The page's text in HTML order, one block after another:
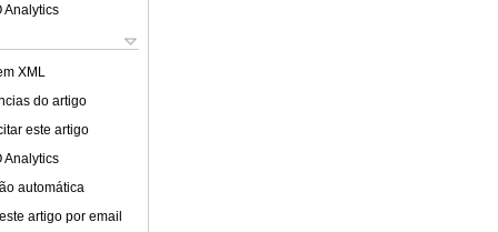
Analytics
XML
do artigo
este artigo
Analytics
automática
artigo por email